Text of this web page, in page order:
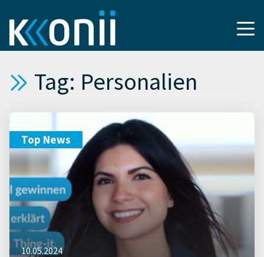
Tag: Personalien
Top News
10.05.2024